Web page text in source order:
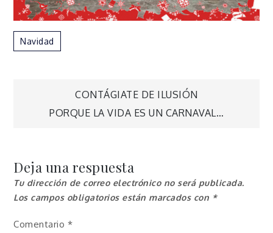
Navidad
Navegación
entradas
CONTÁGIATE DE ILUSIÓN
PORQUE LA VIDA ES UN CARNAVAL…
Deja una respuesta
Tu dirección de correo electrónico no será publicada.
Los campos obligatorios están marcados con *
Comentario *